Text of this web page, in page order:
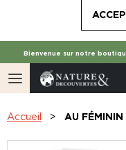
Bienvenue sur notre
Accueil AU FÉMININ